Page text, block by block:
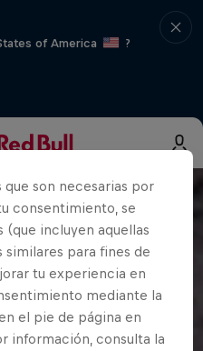
of America
?
son necesarias por
consentimiento, se
(que incluyen aquellas
para fines de
tu experiencia en
mediante la
el pie de página en
información, consulta la